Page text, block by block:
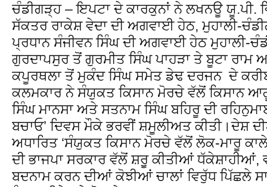
ਚੰਡੀਗੜ੍ਹ – ਇਪਟਾ ਦੇ ਕਾਰਕੁਨਾਂ ਨੇ ਲਖਨਊ ਯੂ.ਪੀ.
ਸੱਕਤਰ ਰਾਕੇਸ਼ ਵੇਦਾ ਦੀ ਅਗਵਾਈ ਹੇਠ, ਮੁਹਾਲੀ-
ਪ੍ਰਧਾਨ ਸੰਜੀਵਨ ਸਿੰਘ ਦੀ ਅਗਵਾਈ ਹੇਠ ਮੁਹਾਲੀ-
ਗੁਰਦਾਪਸੁਰ ਤੋਂ ਗੁਰਮੀਤ ਸਿੰਘ ਪਾਹੜਾ ਤੇ ਬੂਟਾ
ਕਪੂਰਥਲਾ ਤੋਂ ਮੁਕੰਦ ਸਿੰਘ ਸਮੇਤ ਡੇਢ ਦਰਜਨ ਦੇ
ਕਲਮਕਾਰ ਨੇ ਸੰਯੁਕਤ ਕਿਸਾਨ ਮੋਰਚੇ ਵੱਲੋਂ ਕਿਸਾਨ
ਸਿੰਘ ਮਾਨਸਾ ਅਤੇ ਸਤਨਾਮ ਸਿੰਘ ਬਹਿਰੂ ਦੀ
ਬਚਾਓ’ ਦਿਵਸ ਮੌਕੇ ਭਰਵੀਂ ਸ਼ਮੂਲੀਅਤ ਕੀਤੀ।ਦੇਸ਼
ਅਧਾਰਿਤ ‘ਸੰਯੁਕਤ ਕਿਸਾਨ ਮੋਰਚੇ ਵੱਲੋਂ ਲੋਕ-ਮਾਰੂ
ਦੀ ਭਾਜਪਾ ਸਰਕਾਰ ਵੱਲੋਂ ਸ਼ਰੁੂ ਕੀਤੀਆਂ
ਬਦਨਾਮ ਕਰਨ ਦੀਆਂ ਕੋਝੀਆਂ ਚਾਲਾਂ ਵਿਰੁੱਧ ਪਿੱਛਲੇ